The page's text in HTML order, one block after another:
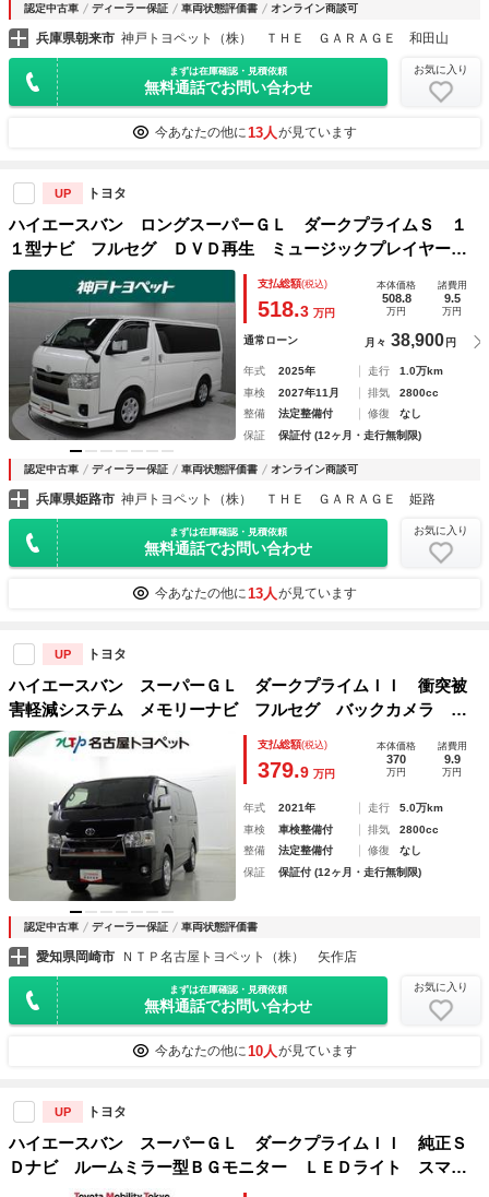
認定中古車 ディーラー保証 車両状態評価書 オンライン商談可
兵庫県朝来市 神戸トヨペット（株） ＴＨＥ ＧＡＲＡＧＥ 和田山
まずは在庫確認・見積依頼
無料通話でお問い合わせ
お気に入り
今あなたの他に 13人 が見ています
UP トヨタ
ハイエースバン ロングスーパーＧＬ ダークプライムＳ １
１型ナビ フルセグ ＤＶＤ再生 ミュージックプレイヤー接
続可 全周囲カメラ ＥＴＣ ドラレコ スマートキー 両側
電動スライドドア ＬＥＤヘッドライト モデリスタエアロ
ＰＫＳＢ ＴＳＳ
支払総額(税込)
518.3 万円
本体価格
508.8
万円
諸費用
9.5
万円
通常ローン 月々 38,900 円
年式 2025年 走行
1.0万km
車検
2027年11月 排気
2800cc
整備
法定整備付 修復
なし
保証
保証付 (12ヶ月・走行無制限)
認定中古車 ディーラー保証 車両状態評価書 オンライン商談可
兵庫県姫路市 神戸トヨペット（株） ＴＨＥ ＧＡＲＡＧＥ 姫路
まずは在庫確認・見積依頼
無料通話でお問い合わせ
お気に入り
今あなたの他に 13人 が見ています
UP トヨタ
ハイエースバン スーパーＧＬ ダークプライムＩＩ 衝突被
害軽減システム メモリーナビ フルセグ バックカメラ Ｅ
ＴＣ ドラレコ ＣＤ ミュージックプレイヤー接続可 ＤＶ
Ｄ再生 後席モニター ＬＥＤヘッドランプ スマートキー
キーレス ４ＷＤ
支払総額(税込)
379.9 万円
本体価格
370
万円
諸費用
9.9
万円
年式 2021年 走行
5.0万km
車検
車検整備付 排気
2800cc
整備
法定整備付 修復
なし
保証
保証付 (12ヶ月・走行無制限)
認定中古車 ディーラー保証 車両状態評価書
愛知県岡崎市 ＮＴＰ名古屋トヨペット（株） 矢作店
まずは在庫確認・見積依頼
無料通話でお問い合わせ
お気に入り
今あなたの他に 10人 が見ています
UP トヨタ
ハイエースバン スーパーＧＬ ダークプライムＩＩ 純正Ｓ
Ｄナビ ルームミラー型ＢＧモニター ＬＥＤライト スマー
トキー ＥＴＣ モデリスタフロントスポイラー デュアルエ